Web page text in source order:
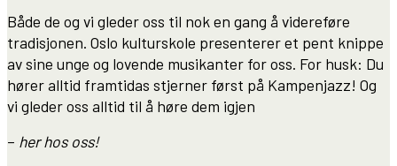
Både de og vi gleder oss til nok en gang å videreføre
tradisjonen. Oslo kulturskole presenterer et pent knippe
av sine unge og lovende musikanter for oss. For husk: Du
hører alltid framtidas stjerner først på Kampenjazz! Og
vi gleder oss alltid til å høre dem igjen
– her hos oss!